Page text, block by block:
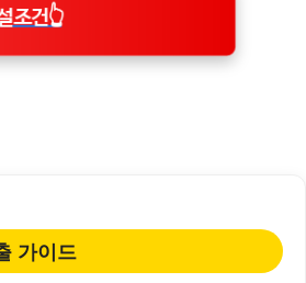
조건👆
가이드